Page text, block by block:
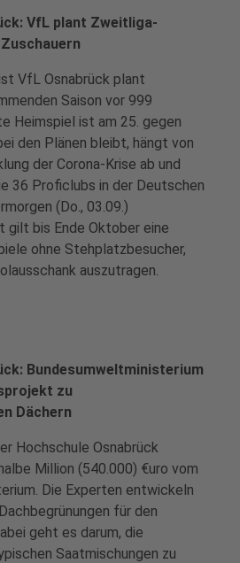
VfL plant Zweitliga-
VfL Osnabrück plant
Saison vor 999
Heimspiel ist am 25. gegen
den Plänen bleibt, hängt von
der Corona-Krise ab und
36 Proficlubs in der Deutschen
(Do., 03.09.)
gilt bis Ende Oktober eine
ohne Stehplatzbesucher,
auszutragen.
Bundesumweltministerium
zu
Dächern
Hochschule Osnabrück
Million (540.000) €uro vom
Die Experten entwickeln
für den
geht es darum, die
Saatmischungen zu